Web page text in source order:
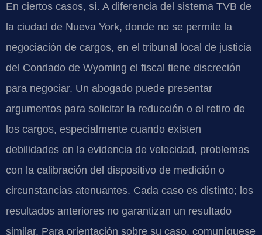
En ciertos casos, sí. A diferencia del sistema TVB de
la ciudad de Nueva York, donde no se permite la
negociación de cargos, en el tribunal local de justicia
del Condado de Wyoming el fiscal tiene discreción
para negociar. Un abogado puede presentar
argumentos para solicitar la reducción o el retiro de
los cargos, especialmente cuando existen
debilidades en la evidencia de velocidad, problemas
con la calibración del dispositivo de medición o
circunstancias atenuantes. Cada caso es distinto; los
resultados anteriores no garantizan un resultado
similar. Para orientación sobre su caso, comuníquese